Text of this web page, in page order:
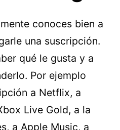
conoces bien a
una suscripción.
qué le gusta y a
Por ejemplo
a Netflix, a
Live Gold, a la
a Apple Music, a